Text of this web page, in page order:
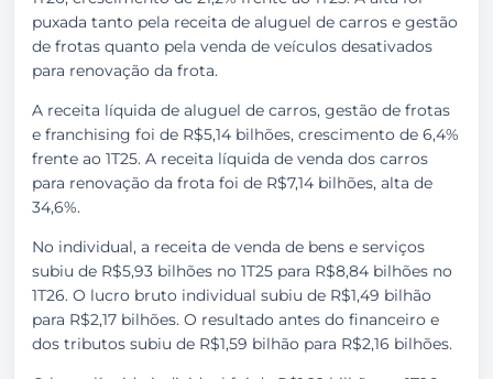
puxada tanto pela receita de aluguel de carros e gestão
de frotas quanto pela venda de veículos desativados
para renovação da frota.
A receita líquida de aluguel de carros, gestão de frotas
e franchising foi de R$5,14 bilhões, crescimento de 6,4%
frente ao 1T25. A receita líquida de venda dos carros
para renovação da frota foi de R$7,14 bilhões, alta de
34,6%.
No individual, a receita de venda de bens e serviços
subiu de R$5,93 bilhões no 1T25 para R$8,84 bilhões no
1T26. O lucro bruto individual subiu de R$1,49 bilhão
para R$2,17 bilhões. O resultado antes do financeiro e
dos tributos subiu de R$1,59 bilhão para R$2,16 bilhões.